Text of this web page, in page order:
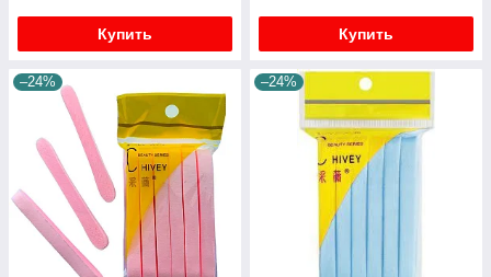
Купить Купить
–24% –24%